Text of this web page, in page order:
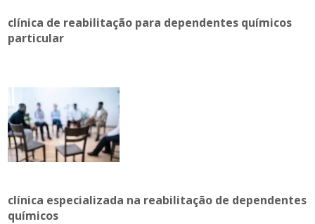
clínica de reabilitação para dependentes químicos
particular
clínica especializada na reabilitação de dependentes
químicos